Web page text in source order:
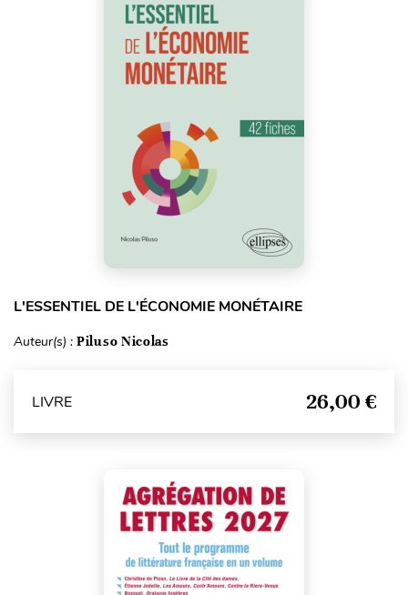
L'ESSENTIEL DE L'ÉCONOMIE MONÉTAIRE
Auteur(s) : Piluso Nicolas
LIVRE 26,00 €